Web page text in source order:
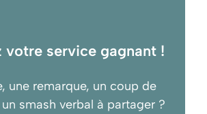
votre service gagnant !
une remarque, un coup de
smash verbal à partager ?